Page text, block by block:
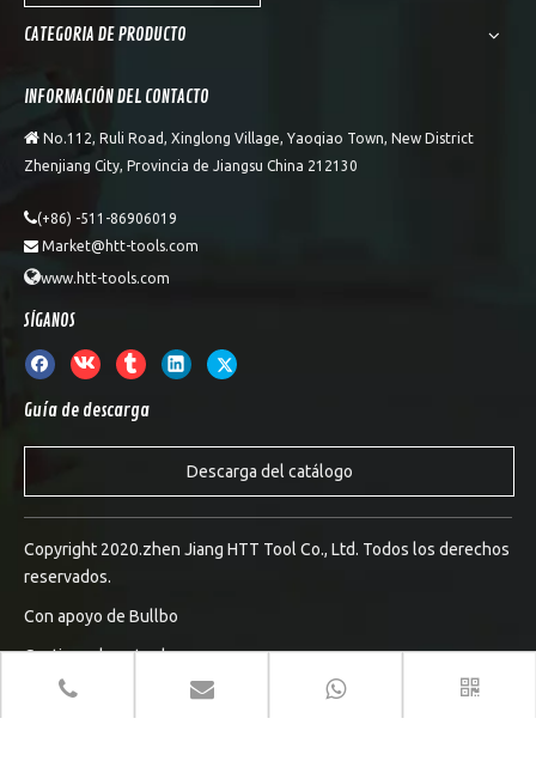
CATEGORIA DE PRODUCTO
INFORMACIÓN DEL CONTACTO
 No.112, Ruli Road, Xinglong Village, Yaoqiao Town, New District
Zhenjiang City, Provincia de Jiangsu China 212130
(+86) -511-86906019
 Market@htt-tools.com
www.htt-tools.com
SÍGANOS
Guía de descarga
Descarga del catálogo
Copyright 2020.zhen Jiang HTT Tool Co., Ltd. Todos los derechos
reservados.
Con apoyo de Bullbo
Gestionar la entrada